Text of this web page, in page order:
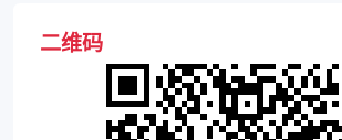
二维码